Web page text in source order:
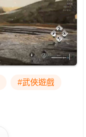
#武俠遊戲